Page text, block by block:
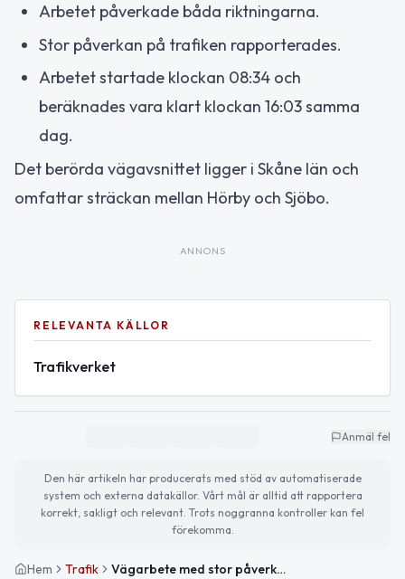
Arbetet påverkade båda riktningarna.
Stor påverkan på trafiken rapporterades.
Arbetet startade klockan 08:34 och
beräknades vara klart klockan 16:03 samma
dag.
Det berörda vägavsnittet ligger i Skåne län och
omfattar sträckan mellan Hörby och Sjöbo.
ANNONS
RELEVANTA KÄLLOR
Trafikverket
Anmäl fel
Den här artikeln har producerats med stöd av automatiserade
system och externa datakällor. Vårt mål är alltid att rapportera
korrekt, sakligt och relevant. Trots noggranna kontroller kan fel
förekomma.
Hem Trafik Vägarbete med stor påverkan på väg 13 mellan Hörby och Sjöbo